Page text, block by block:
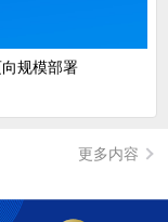
规模部署
更多内容